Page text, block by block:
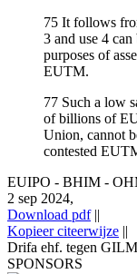
75 It follows
3 and use 4
purposes of
EUTM.
77 Such a low
of billions of
Union, cannot
contested
EUIPO - BHIM -
2 sep 2024,
Download pdf||
Kopieer citeerwijze ||
Drifa ehf. tegen
SPONSORS